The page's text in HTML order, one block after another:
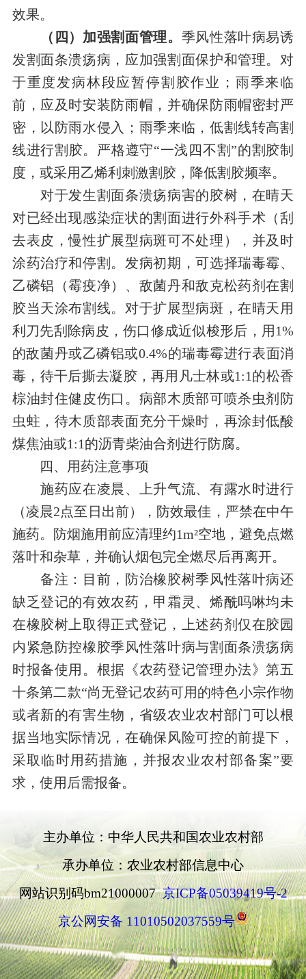
效果。
（四）加强割面管理。 季风性落叶病易诱
发割面条溃疡病，应加强割面保护和管理。对
于重度发病林段应暂停割胶作业；雨季来临
前，应及时安装防雨帽，并确保防雨帽密封严
密，以防雨水侵入；雨季来临，低割线转高割
线进行割胶。严格遵守“一浅四不割”的割胶制
度，或采用乙烯利刺激割胶，降低割胶频率。
对于发生割面条溃疡病害的胶树，在晴天
对已经出现感染症状的割面进行外科手术（刮
去表皮，慢性扩展型病斑可不处理），并及时
涂药治疗和停割。发病初期，可选择瑞毒霉、
乙磷铝（霉疫净）、敌菌丹和敌克松药剂在割
胶当天涂布割线。对于扩展型病斑，在晴天用
利刀先刮除病皮，伤口修成近似梭形后，用1%
的敌菌丹或乙磷铝或0.4%的瑞毒霉进行表面消
毒，待干后撕去凝胶，再用凡士林或1:1的松香
棕油封住健皮伤口。病部木质部可喷杀虫剂防
虫蛀，待木质部表面充分干燥时，再涂封低酸
煤焦油或1:1的沥青柴油合剂进行防腐。
四、用药注意事项
施药应在凌晨、上升气流、有露水时进行
（凌晨2点至日出前），防效最佳，严禁在中午
施药。防烟施用前应清理约1m²空地，避免点燃
落叶和杂草，并确认烟包完全燃尽后再离开。
备注：目前，防治橡胶树季风性落叶病还
缺乏登记的有效农药， 甲霜灵、烯酰吗啉均未
在橡胶树上取得正式登记，上述药剂仅在胶园
内紧急防控橡胶季风性落叶病与割面条溃疡病
时报备使用。根据《农药登记管理办法》第五
十条第二款“尚无登记农药可用的特色小宗作物
或者新的有害生物，省级农业农村部门可以根
据当地实际情况，在确保风险可控的前提下，
采取临时用药措施，并报农业农村部备案”要
求，使用后需报备。
主办单位：中华人民共和国农业农村部
承办单位：农业农村部信息中心
网站识别码bm21000007京ICP备05039419号-2
京公网安备 11010502037559号